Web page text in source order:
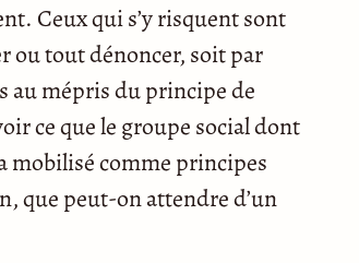
Ceux qui s’y risquent sont
ou tout dénoncer, soit par
au mépris du principe de
ce que le groupe social dont
mobilisé comme principes
que peut-on attendre d’un